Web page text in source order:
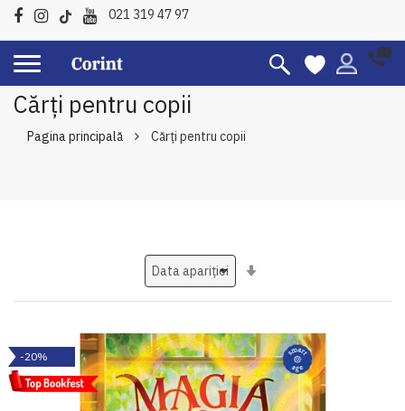
021 319 47 97
Cărți pentru copii
Pagina principală Cărți pentru copii
-20%